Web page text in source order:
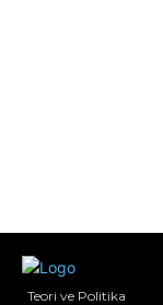
Teori ve Politika